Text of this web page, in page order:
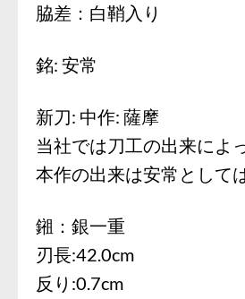
脇差：白鞘入り
銘: 安常
新刀: 中作:
当社では刀工の出来によ
本作の出来は安常として
鎺：銀一重
刃長:42.0cm
反り:0.7cm